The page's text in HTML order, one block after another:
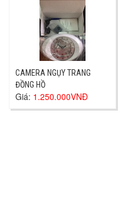
CAMERA NGỤY TRANG
ĐỒNG HỒ
Giá: 1.250.000VNĐ